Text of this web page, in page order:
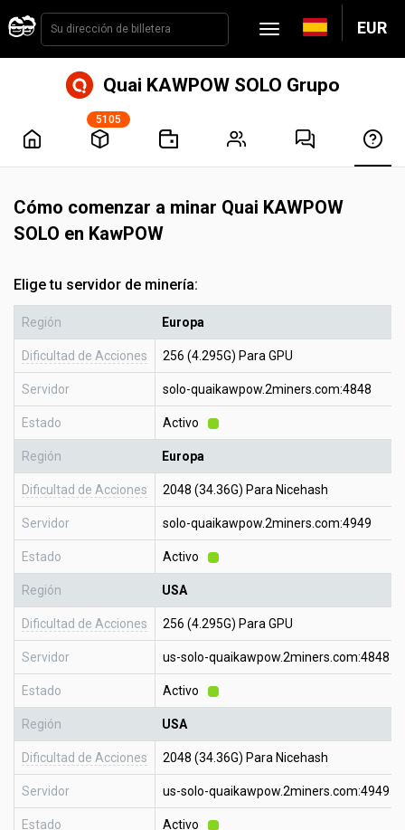
EUR
Quai KAWPOW SOLO Grupo
5105
Cómo comenzar a minar Quai KAWPOW
SOLO en KawPOW
Elige tu servidor de minería:
Región Europa
Dificultad de Acciones 256 (4.295G) Para GPU
Servidor solo-quaikawpow.2miners.com:4848
Estado Activo
Región Europa
Dificultad de Acciones 2048 (34.36G) Para Nicehash
Servidor solo-quaikawpow.2miners.com:4949
Estado Activo
Región USA
Dificultad de Acciones 256 (4.295G) Para GPU
Servidor us-solo-quaikawpow.2miners.com:4848
Estado Activo
Región USA
Dificultad de Acciones 2048 (34.36G) Para Nicehash
Servidor us-solo-quaikawpow.2miners.com:4949
Estado Activo